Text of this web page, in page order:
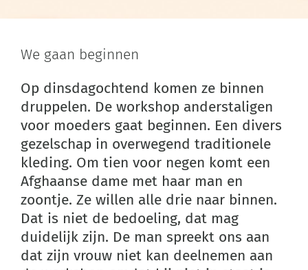
We gaan beginnen
Op dinsdagochtend komen ze binnen
druppelen. De workshop anderstaligen
voor moeders gaat beginnen. Een divers
gezelschap in overwegend traditionele
kleding. Om tien voor negen komt een
Afghaanse dame met haar man en
zoontje. Ze willen alle drie naar binnen.
Dat is niet de bedoeling, dat mag
duidelijk zijn. De man spreekt ons aan
dat zijn vrouw niet kan deelnemen aan